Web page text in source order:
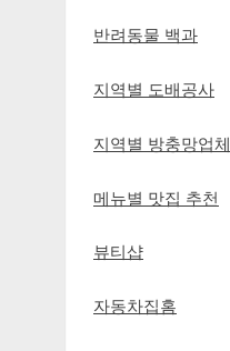
반려동물 백과
지역별 도배공사
지역별 방충망업체
메뉴별 맛집 추천
뷰티샵
자동차집홈